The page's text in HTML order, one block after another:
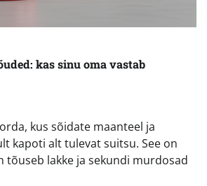
kas sinu oma vastab
kus sõidate maanteel ja
kapoti alt tulevat suitsu. See on
tõuseb lakke ja sekundi murdosad